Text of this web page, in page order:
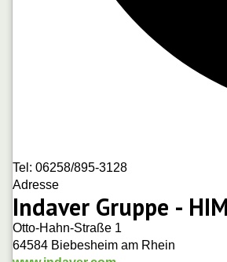
Tel: 06258/895-3128
Adresse
Indaver Gruppe -
Otto-Hahn-Straße 1
64584 Biebesheim am Rhein